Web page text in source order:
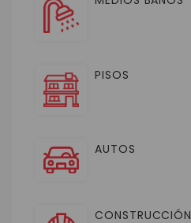
PISOS
AUTOS
CONSTRUCCIÓN